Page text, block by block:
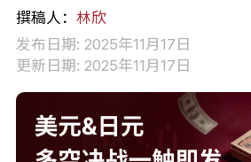
撰稿人： 林欣
发布日期: 2025年11月17日
更新日期: 2025年11月17日